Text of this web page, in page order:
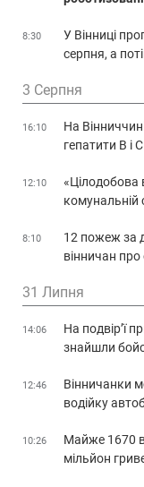
8:30
У Вінниці
серпня, а
3 Серпня
16:10
На
гепатити В і С
12:10
«Цілодобова
комунальній
8:10
12 пожеж за
вінничан
31 Липня
14:06
На подвір’ї
знайшли
12:46
Вінничанки
водійку
10:26
Майже 1670
мільйон